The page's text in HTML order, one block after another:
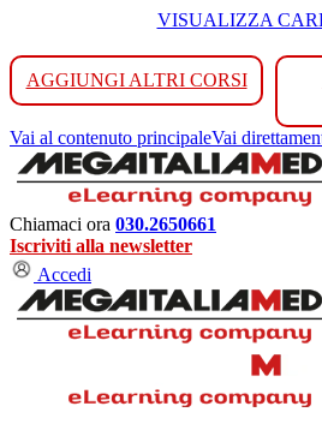
VISUALIZZA
AGGIUNGI ALTRI CORSI
Vai al contenuto principaleVai
Chiamaci ora 030.2650661
Iscriviti alla newsletter
Accedi